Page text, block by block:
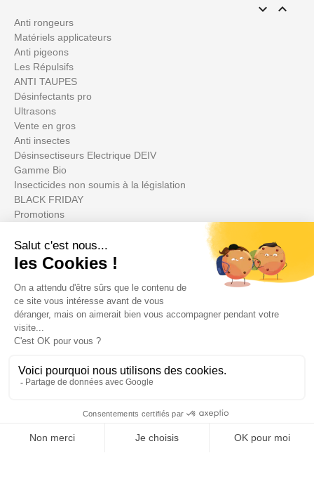
 
Anti rongeurs
Matériels applicateurs
Anti pigeons
Les Répulsifs
ANTI TAUPES
Désinfectants pro
Ultrasons
Vente en gros
Anti insectes
Désinsectiseurs Electrique DEIV
Gamme Bio
Insecticides non soumis à la législation
BLACK FRIDAY
Promotions
Il tuo account
Informations
